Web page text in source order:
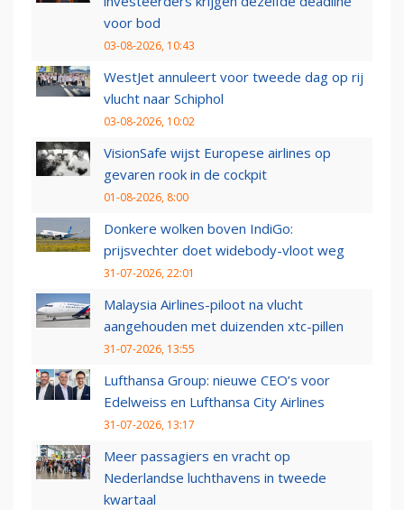
voor bod
03-08-2026, 10:43
WestJet annuleert voor tweede dag op rij
vlucht naar Schiphol
03-08-2026, 10:02
VisionSafe wijst Europese airlines op
gevaren rook in de cockpit
01-08-2026, 8:00
Donkere wolken boven IndiGo:
prijsvechter doet widebody-vloot weg
31-07-2026, 22:01
Malaysia Airlines-piloot na vlucht
aangehouden met duizenden xtc-pillen
31-07-2026, 13:55
Lufthansa Group: nieuwe CEO’s voor
Edelweiss en Lufthansa City Airlines
31-07-2026, 13:17
Meer passagiers en vracht op
Nederlandse luchthavens in tweede
kwartaal